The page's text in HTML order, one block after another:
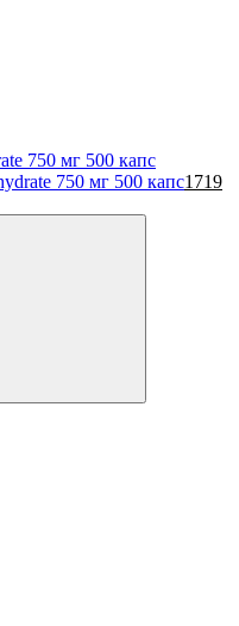
750 мг 500 капс1719